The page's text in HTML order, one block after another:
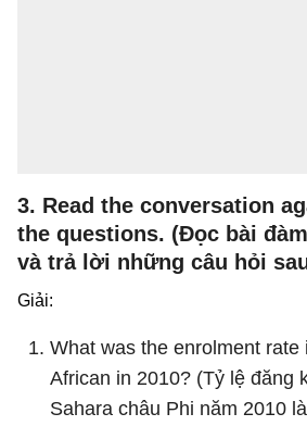
3. Read the conversation
the questions. (Đọc bài
và trả lời những câu hỏi
Giải:
What was the enrolment rate
African in 2010? (Tỷ lệ đăng
Sahara châu Phi năm 2010